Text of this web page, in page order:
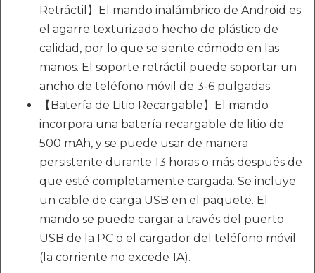
Retráctil】El mando inalámbrico de Android es
el agarre texturizado hecho de plástico de
calidad, por lo que se siente cómodo en las
manos. El soporte retráctil puede soportar un
ancho de teléfono móvil de 3-6 pulgadas.
【Batería de Litio Recargable】El mando
incorpora una batería recargable de litio de
500 mAh, y se puede usar de manera
persistente durante 13 horas o más después de
que esté completamente cargada. Se incluye
un cable de carga USB en el paquete. El
mando se puede cargar a través del puerto
USB de la PC o el cargador del teléfono móvil
(la corriente no excede 1A).